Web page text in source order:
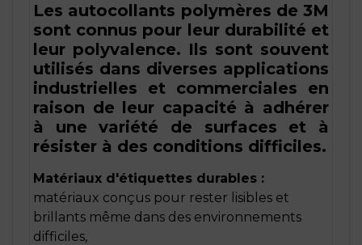
Les autocollants polymères de 3M
sont connus pour leur durabilité et
leur polyvalence. Ils sont souvent
utilisés dans diverses applications
industrielles et commerciales en
raison de leur capacité à adhérer
à une variété de surfaces et à
résister à des conditions difficiles.
Matériaux d'étiquettes durables :
matériaux conçus pour rester lisibles et
brillants même dans des environnements
difficiles,